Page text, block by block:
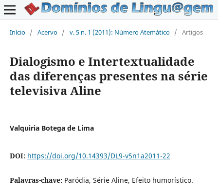
Início / Acervo / v. 5 n. 1 (2011): Número Atemático / Artigos
Dialogismo e Intertextualidade
das diferenças presentes na série
televisiva Aline
Valquiria Botega de Lima
DOI: https://doi.org/10.14393/DL9-v5n1a2011-22
Palavras-chave: Paródia, Série Aline, Efeito humorístico.